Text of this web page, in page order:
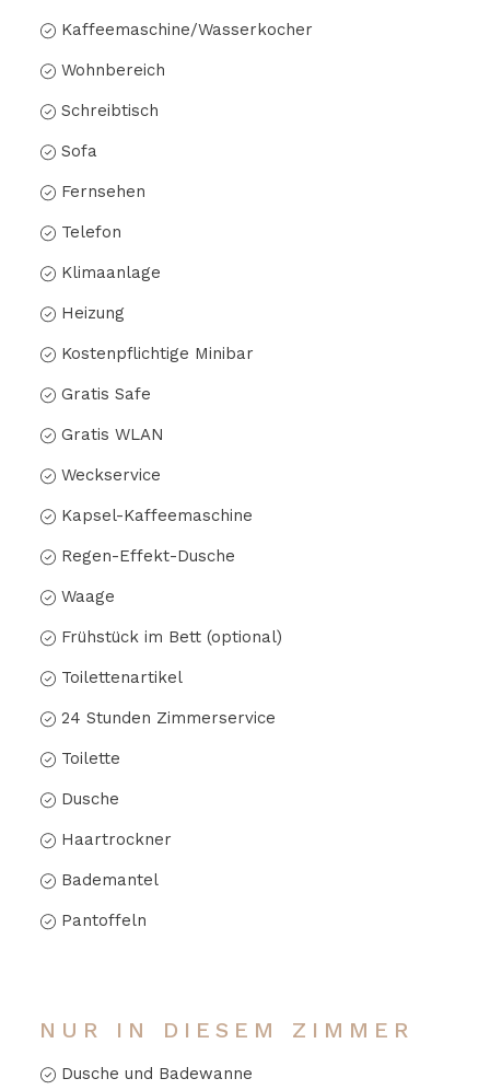
Kaffeemaschine/Wasserkocher
Wohnbereich
Schreibtisch
Sofa
Fernsehen
Telefon
Klimaanlage
Heizung
Kostenpflichtige Minibar
Gratis Safe
Gratis WLAN
Weckservice
Kapsel-Kaffeemaschine
Regen-Effekt-Dusche
Waage
Frühstück im Bett (optional)
Toilettenartikel
24 Stunden Zimmerservice
Toilette
Dusche
Haartrockner
Bademantel
Pantoffeln
NUR IN DIESEM ZIMMER
Dusche und Badewanne